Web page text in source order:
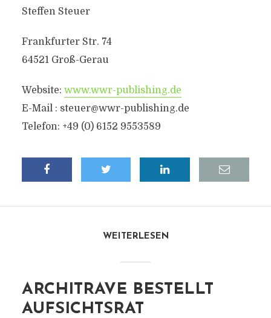
Steffen Steuer
Frankfurter Str. 74
64521 Groß-Gerau
Website: www.wwr-publishing.de
E-Mail : steuer@wwr-publishing.de
Telefon: +49 (0) 6152 9553589
WEITERLESEN
ARCHITRAVE BESTELLT
AUFSICHTSRAT